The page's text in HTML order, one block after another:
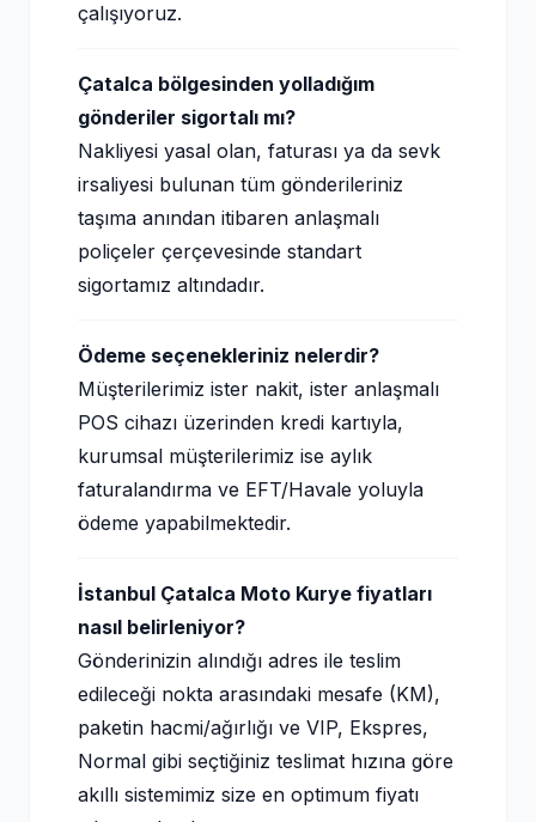
çalışıyoruz.
Çatalca bölgesinden yolladığım
gönderiler sigortalı mı?
Nakliyesi yasal olan, faturası ya da sevk
irsaliyesi bulunan tüm gönderileriniz
taşıma anından itibaren anlaşmalı
poliçeler çerçevesinde standart
sigortamız altındadır.
Ödeme seçenekleriniz nelerdir?
Müşterilerimiz ister nakit, ister anlaşmalı
POS cihazı üzerinden kredi kartıyla,
kurumsal müşterilerimiz ise aylık
faturalandırma ve EFT/Havale yoluyla
ödeme yapabilmektedir.
İstanbul Çatalca Moto Kurye fiyatları
nasıl belirleniyor?
Gönderinizin alındığı adres ile teslim
edileceği nokta arasındaki mesafe (KM),
paketin hacmi/ağırlığı ve VIP, Ekspres,
Normal gibi seçtiğiniz teslimat hızına göre
akıllı sistemimiz size en optimum fiyatı